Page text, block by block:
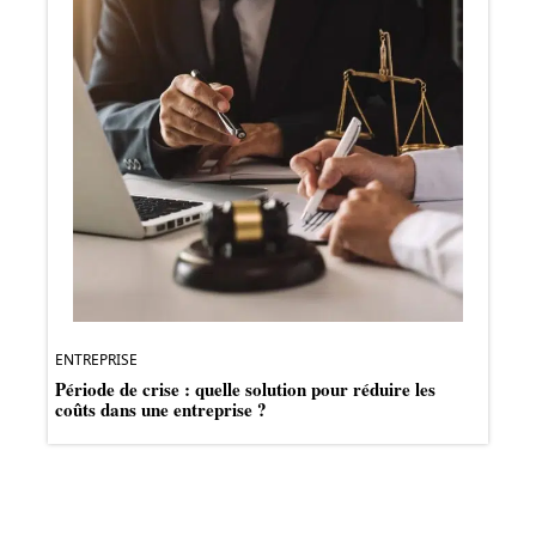
ENTREPRISE
Période de crise : quelle solution pour réduire les
coûts dans une entreprise ?